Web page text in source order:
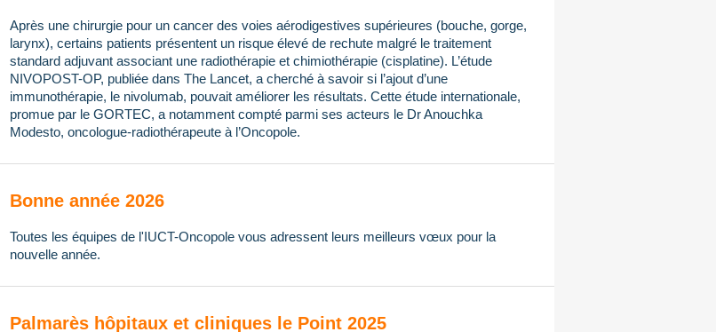
Après une chirurgie pour un cancer des voies aérodigestives supérieures (bouche, gorge,
larynx), certains patients présentent un risque élevé de rechute malgré le traitement
standard adjuvant associant une radiothérapie et chimiothérapie (cisplatine). L’étude
NIVOPOST-OP, publiée dans The Lancet, a cherché à savoir si l’ajout d’une
immunothérapie, le nivolumab, pouvait améliorer les résultats. Cette étude internationale,
promue par le GORTEC, a notamment compté parmi ses acteurs le Dr Anouchka
Modesto, oncologue-radiothérapeute à l’Oncopole.
Bonne année 2026
Toutes les équipes de l'IUCT-Oncopole vous adressent leurs meilleurs vœux pour la
nouvelle année.
Palmarès hôpitaux et cliniques le Point 2025